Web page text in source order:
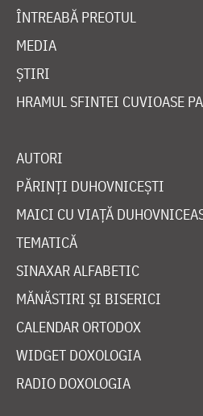
ÎNTREABĂ PREOTUL
MEDIA
ȘTIRI
HRAMUL SFINTEI CUVIOASE
AUTORI
PĂRINȚI DUHOVNICEȘTI
MAICI CU VIAȚĂ
TEMATICĂ
SINAXAR ALFABETIC
MĂNĂSTIRI ȘI BISERICI
CALENDAR ORTODOX
WIDGET DOXOLOGIA
RADIO DOXOLOGIA